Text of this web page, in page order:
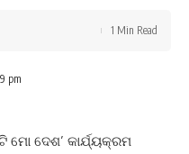
pm
1 Min Read
ମୋ ଦେଶ’ କାର୍ଯ୍ୟକ୍ରମ